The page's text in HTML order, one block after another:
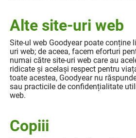
Alte site-uri web
Site-ul web Goodyear poate conține
uri web; de aceea, facem eforturi
numai către site-uri web care au
ridicate și același respect pentru
toate acestea, Goodyear nu
sau practicile de confidențialitate
web.
Copiii